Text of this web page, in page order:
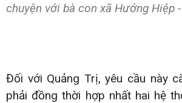
chuyện với bà con xã Hướng Hiệp
Đối với Quảng Trị, yêu cầu này
phải đồng thời hợp nhất hai hệ